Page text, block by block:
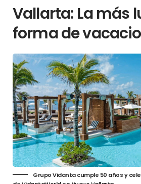
Vallarta: La más
forma de
Grupo Vidanta cumple 50 años y